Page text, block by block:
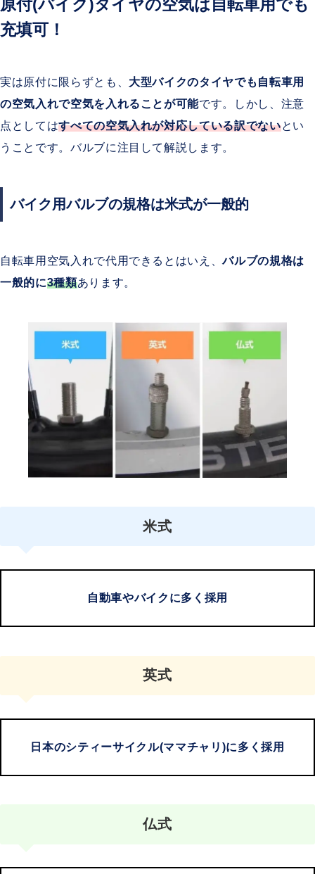
原付(バイク)タイヤの空気は自転車用でも
充填可！
実は原付に限らずとも、 大型バイクのタイヤでも自転車用
の空気入れで空気を入れることが可能です。しかし、注意
点としてはすべての空気入れが対応している訳でないとい
うことです。バルブに注目して解説します。
バイク用バルブの規格は米式が一般的
自転車用空気入れで代用できるとはいえ、バルブの規格は
一般的に3種類あります。
米式
自動車やバイクに多く採用
英式
日本のシティーサイクル(ママチャリ)に多く採用
仏式